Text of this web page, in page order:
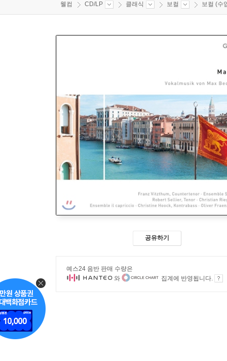
웰컴 CD/LP 클래식 보컬 보컬 (수
공유하기
예스24 음반 판매 수량은
와
집계에 반영됩니다.